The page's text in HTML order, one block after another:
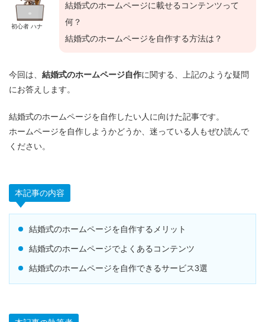
初心者 ハナ
結婚式のホームページに載せるコンテンツって
何？
結婚式のホームページを自作する方法は？
今回は、 結婚式のホームページ自作に関する、上記のような疑問
にお答えします。
結婚式のホームページを自作したい人に向けた記事です。
ホームページを自作しようかどうか、迷っている人もぜひ読んで
ください。
本記事の内容
結婚式のホームページを自作するメリット
結婚式のホームページでよくあるコンテンツ
結婚式のホームページを自作できるサービス3選